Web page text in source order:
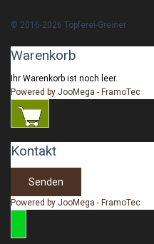
© 2016-2026 Töpferei-Greiner
Warenkorb
Ihr Warenkorb ist noch leer.
Powered by JooMega - FramoTec
Kontakt
Senden
Powered by JooMega - FramoTec